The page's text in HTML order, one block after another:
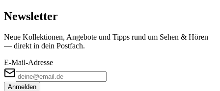
Newsletter
Neue Kollektionen, Angebote und Tipps rund um Sehen & Hören
— direkt in dein Postfach.
E-Mail-Adresse
Anmelden